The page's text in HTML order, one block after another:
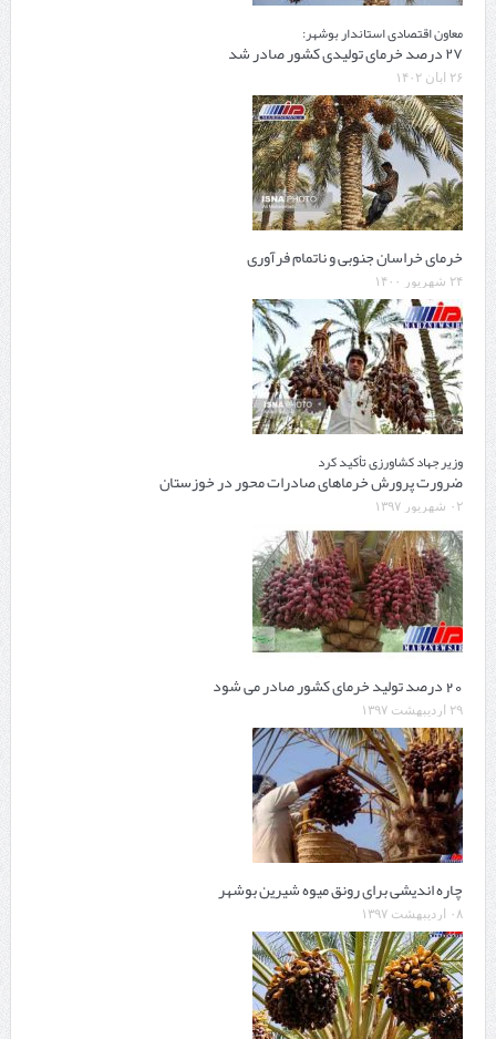
معاون اقتصادی استاندار بوشهر:
۲۷ درصد خرمای تولیدی کشور صادر شد
۲۶ آبان ۱۴۰۲
خرمای خراسان جنوبی و ناتمام فرآوری
۲۴ شهریور ۱۴۰۰
وزیر جهاد کشاورزی تأکید کرد
ضرورت پرورش خرماهای صادرات محور در خوزستان
۰۲ شهریور ۱۳۹۷
20 درصد تولید خرمای کشور صادر می شود
۲۹ اردیبهشت ۱۳۹۷
چاره اندیشی برای رونق میوه شیرین بوشهر
۰۸ اردیبهشت ۱۳۹۷